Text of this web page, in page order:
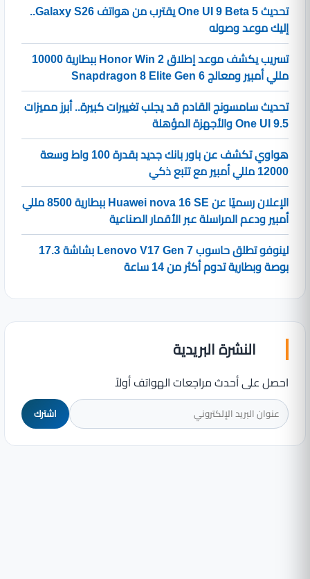
تحديث One UI 9 Beta 5 يقترب من هواتف Galaxy S26..
إليك موعد وصوله
تسريب يكشف موعد إطلاق Honor Win 2 ببطارية 10000
مللي أمبير ومعالج Snapdragon 8 Elite Gen 6
تحديث سامسونج القادم قد يجلب تغييرات كبيرة.. أبرز مميزات
One UI 9.5 والأجهزة المؤهلة
هواوي تكشف عن باور بانك جديد بقدرة 100 واط وسعة
12000 مللي أمبير مع تتبع ذكي
الإعلان رسميًا عن Huawei nova 16 SE ببطارية 8500 مللي
أمبير ودعم المراسلة عبر الأقمار الصناعية
لينوفو تطلق حاسوب Lenovo V17 Gen 7 بشاشة 17.3
بوصة وبطارية تدوم أكثر من 14 ساعة
النشرة البريدية
احصل على أحدث مراجعات الهواتف أولاً
اشترك